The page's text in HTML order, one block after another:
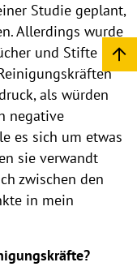
k
l
a
p
Studie geplant,
Allerdings wurde
und Stifte
als würden
negative
es sich um etwas
sie verwandt
zwischen den
in mein